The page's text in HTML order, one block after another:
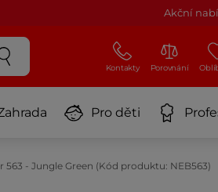
Akční
Kontakty Porovnání
Pro děti
- Jungle Green (Kód produktu: NEB563)